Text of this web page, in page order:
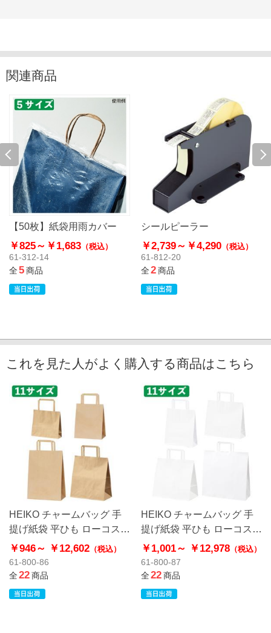
関連商品
【50枚】紙袋用雨カバー
￥825～ ￥1,683 （税込）
61-312-14
全5商品
シールピーラー
￥2,739～ ￥4,290 （税込）
61-812-20
全2商品
これを見た人がよく購入する商品はこちら
HEIKO チャームバッグ 手
提げ紙袋 平ひも ローコスト
タイプ 茶無地
￥946～ ￥12,602 （税込）
61-800-86
全22商品
HEIKO チャームバッグ 手
提げ紙袋 平ひも ローコスト
タイプ 白無地
￥1,001～ ￥12,978（税込）
61-800-87
全22商品